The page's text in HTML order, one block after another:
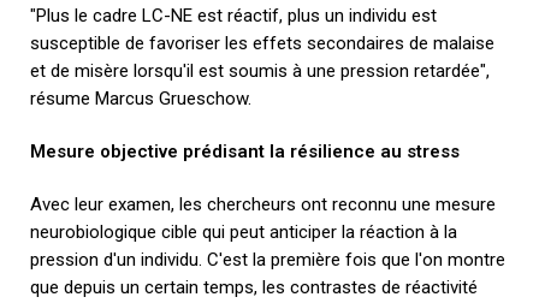
"Plus le cadre LC-NE est réactif, plus un individu est
susceptible de favoriser les effets secondaires de malaise
et de misère lorsqu'il est soumis à une pression retardée",
résume Marcus Grueschow.
Mesure objective prédisant la résilience au stress
Avec leur examen, les chercheurs ont reconnu une mesure
neurobiologique cible qui peut anticiper la réaction à la
pression d'un individu. C'est la première fois que l'on montre
que depuis un certain temps, les contrastes de réactivité